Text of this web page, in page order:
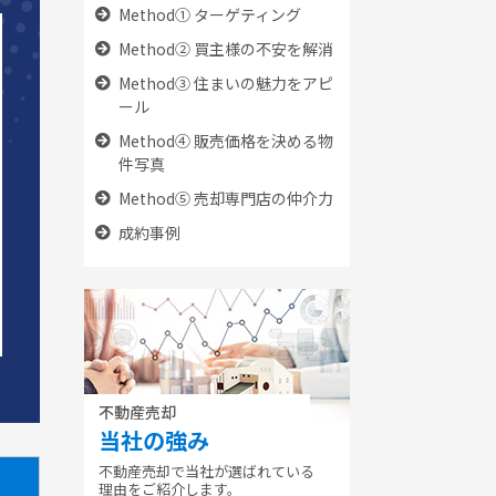
Method① ターゲティング
Method② 買主様の不安を解消
Method③ 住まいの魅力をアピ
ール
Method④ 販売価格を決める物
件写真
Method⑤ 売却専門店の仲介力
成約事例
不動産売却
当社の強み
不動産売却で当社が選ばれている
理由をご紹介します。